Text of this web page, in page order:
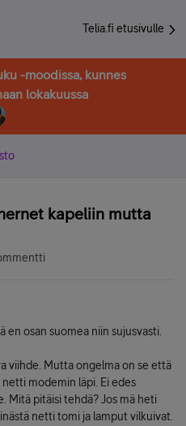
Telia.fi etusivulle
-moodissa, kunnes
lokakuussa
kapeliin mutta
en osan suomea niin sujusvasti.
viihde. Mutta ongelma on se että
modemin läpi. Ei edes
Mitä pitäisi tehdä? Jos mä heti
netti tomi ja lamput vilkuivat.